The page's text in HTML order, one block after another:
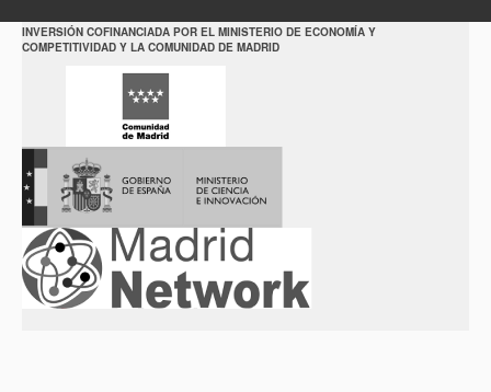
INVERSIÓN COFINANCIADA POR EL MINISTERIO DE ECONOMÍA Y
COMPETITIVIDAD Y LA COMUNIDAD DE MADRID